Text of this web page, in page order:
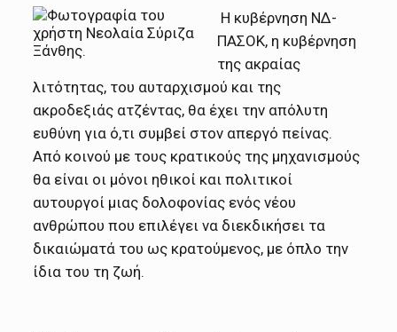
Η κυβέρνηση ΝΔ-
ΠΑΣΟΚ, η κυβέρνηση
της ακραίας
λιτότητας, του αυταρχισμού και της
ακροδεξιάς ατζέντας, θα έχει την απόλυτη
ευθύνη για ό,τι συμβεί στον απεργό πείνας.
Από κοινού με τους κρατικούς της μηχανισμούς
θα είναι οι μόνοι ηθικοί και πολιτικοί
αυτουργοί μιας δολοφονίας ενός νέου
ανθρώπου που επιλέγει να διεκδικήσει τα
δικαιώματά του ως κρατούμενος, με όπλο την
ίδια του τη ζωή.